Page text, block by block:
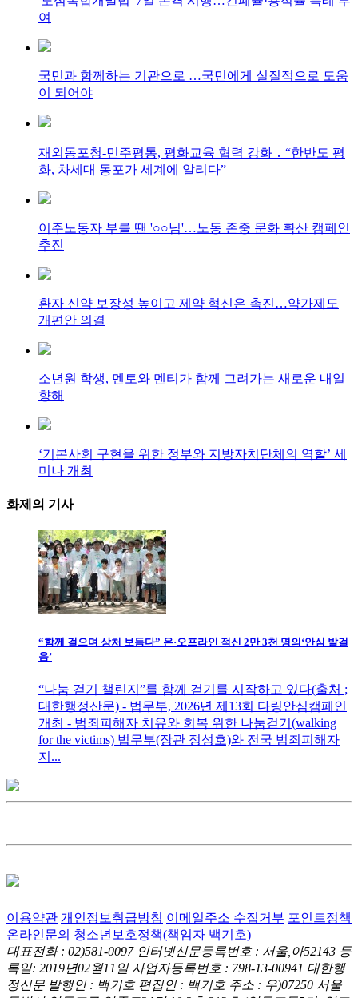
여
국민과 함께하는 기관으로 …국민에게 실질적으로 도움
이 되어야
재외동포청-민주평통, 평화교육 협력 강화 ․ “한반도 평
화, 차세대 동포가 세계에 알리다”
이주노동자 부를 땐 '○○님'…노동 존중 문화 확산 캠페인
추진
환자 신약 보장성 높이고 제약 혁신은 촉진…약가제도
개편안 의결
소년원 학생, 멘토와 멘티가 함께 그려가는 새로운 내일
향해
‘기본사회 구현을 위한 정부와 지방자치단체의 역할’ 세
미나 개최
화제의 기사
“함께 걸으며 상처 보듬다” 온·오프라인 적신 2만 3천 명의‘안심 발걸
음’
“나눔 걷기 챌린지”를 함께 걷기를 시작하고 있다(출처 ;
대한행정산문) - 법무부, 2026년 제13회 다링안심캠페인
개최 - 범죄피해자 치유와 회복 위한 나눔걷기(walking
for the victims) 법무부(장관 정성호)와 전국 범죄피해자
지...
이용약관 개인정보취급방침 이메일주소 수집거부 포인트정책
온라인문의 청소년보호정책(책임자 백기호)
대표전화 : 02)581-0097 인터넷신문등록번호 : 서울,아52143 등
록일: 2019년02월11일 사업자등록번호 : 798-13-00941 대한행
정신문 발행인 : 백기호 편집인 : 백기호 주소 : 우)07250 서울